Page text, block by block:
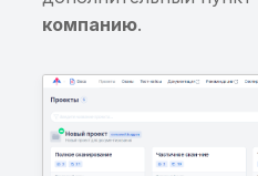
компанию.